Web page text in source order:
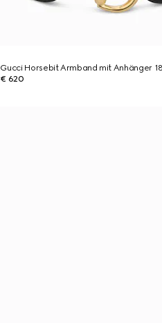
Gucci Horsebit Armband mit Anhänger
€ 620